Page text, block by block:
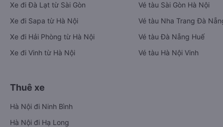
Xe đi Đà Lạt từ Sài Gòn
Xe đi Sapa từ Hà Nội
Xe đi Hải Phòng từ Hà Nội
Xe đi Vinh từ Hà Nội
Vé tàu Sài Gòn Hà Nội
Vé tàu Nha Trang Đà
Vé tàu Đà Nẵng Huế
Vé tàu Hà Nội Vinh
Thuê xe
Hà Nội đi Ninh Bình
Hà Nội đi Hạ Long